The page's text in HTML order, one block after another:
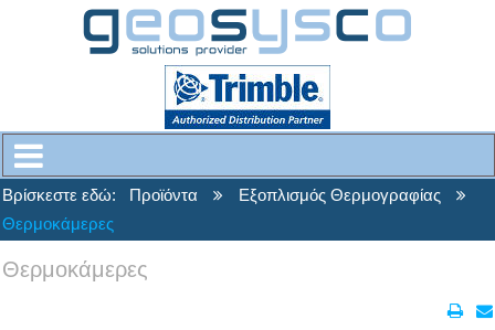
Βρίσκεστε εδώ: Προϊόντα
Εξοπλισμός Θερμογραφίας
Θερμοκάμερες
Θερμοκάμερες